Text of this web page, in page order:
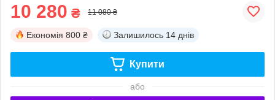
10 280 ₴ 11 080 ₴
Економія 800 ₴ Залишилось 14 днів
Купити
або